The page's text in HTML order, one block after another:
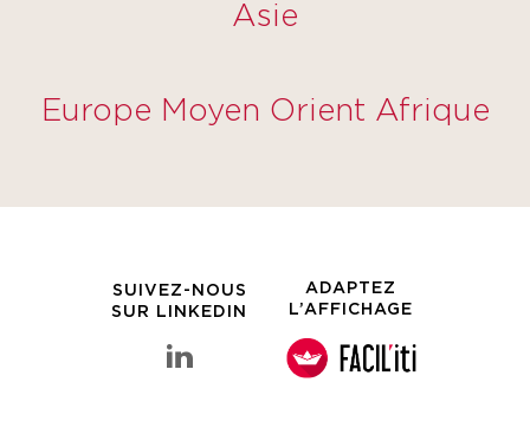
Asie
Europe Moyen Orient Afrique
SUIVEZ-NOUS
SUR LINKEDIN
linkedin Groupe Clarins
ADAPTEZ
L’AFFICHAGE